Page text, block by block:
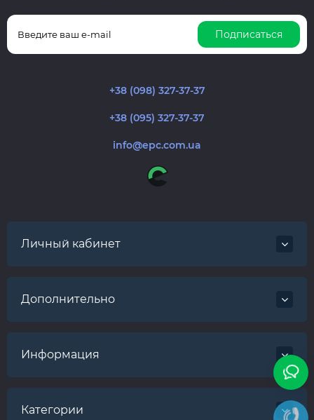
Подписаться
+38 (098) 327-37-37
+38 (095) 327-37-37
info@epc.com.ua
Личный кабинет
Дополнительно
Информация
Категории